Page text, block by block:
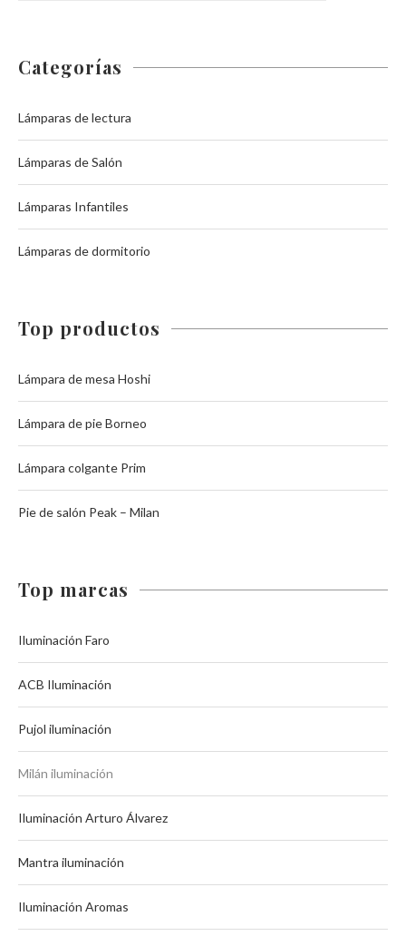
Categorías
Lámparas de lectura
Lámparas de Salón
Lámparas Infantiles
Lámparas de dormitorio
Top productos
Lámpara de mesa Hoshi
Lámpara de pie Borneo
Lámpara colgante Prim
Pie de salón Peak – Milan
Top marcas
Iluminación Faro
ACB Iluminación
Pujol iluminación
Milán iluminación
Iluminación Arturo Álvarez
Mantra iluminación
Iluminación Aromas